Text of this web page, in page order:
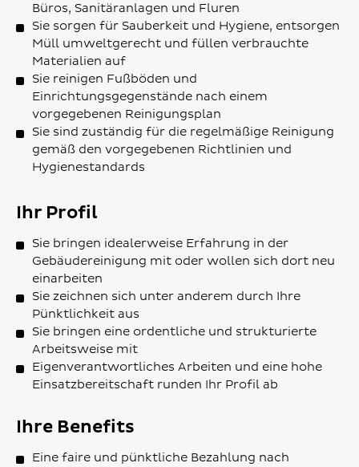
Büros, Sanitäranlagen und Fluren
Sie sorgen für Sauberkeit und Hygiene, entsorgen
Müll umweltgerecht und füllen verbrauchte
Materialien auf
Sie reinigen Fußböden und
Einrichtungsgegenstände nach einem
vorgegebenen Reinigungsplan
Sie sind zuständig für die regelmäßige Reinigung
gemäß den vorgegebenen Richtlinien und
Hygienestandards
Ihr Profil
Sie bringen idealerweise Erfahrung in der
Gebäudereinigung mit oder wollen sich dort neu
einarbeiten
Sie zeichnen sich unter anderem durch Ihre
Pünktlichkeit aus
Sie bringen eine ordentliche und strukturierte
Arbeitsweise mit
Eigenverantwortliches Arbeiten und eine hohe
Einsatzbereitschaft runden Ihr Profil ab
Ihre Benefits
Eine faire und pünktliche Bezahlung nach